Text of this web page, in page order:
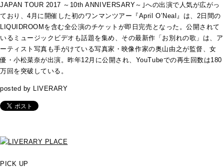
JAPAN TOUR 2017 ～10th ANNIVERSARY～｣への出演で人気が広がっ
ており、4月に開催した初のワンマンツアー『April O’Neal』は、2日間の
LIQUIDROOMを含む全公演のチケットが即日完売となった。公開されて
いるミュージックビデオも話題を集め、その最新作「お別れの歌」は、ア
ーティスト写真も手がけている写真家・映像作家の奥山由之が監督、女
優・小松菜奈が出演。昨年12月に公開され、YouTubeでの再生回数は180
万回を突破している。
posted by LIVERARY
PICK UP